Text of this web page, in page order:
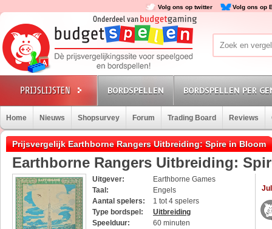
Volg ons op twitter Volg ons op
BORDSPELLEN BORDSPELLEN PER
Home Nieuws Shopsurvey Forum Trading Board Reviews
Prijsvergelijk Earthborne Rangers Uitbreiding: Spire in Bloom
Earthborne Rangers Uitbreiding:
Uitgever:
Earthborne Games
Taal:
Engels
Aantal spelers:
1 tot 4 spelers
Type bordspel:
Uitbreiding
Speelduur:
60 minuten